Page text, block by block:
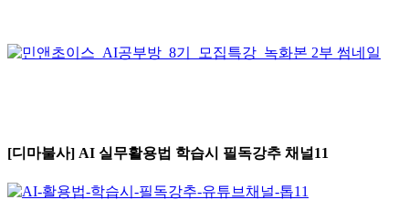
[디마불사] AI 실무활용법 학습시 필독강추 채널11